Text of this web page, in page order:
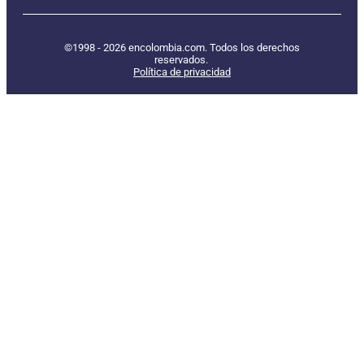
©1998 - 2026 encolombia.com. Todos los derechos
reservados.
Política de privacidad